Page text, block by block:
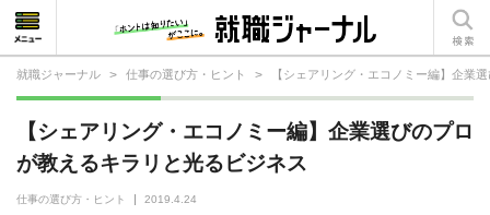
就職ジャーナル > 仕事の選び方・ヒント > 【シェアリング・エコノミー編】企業
【シェアリング・エコノミー編】企業選びのプロ
が教えるキラリと光るビジネス
仕事の選び方・ヒント 2019.4.24
就活相談
就活ノウハウ
仕事の選び方・ヒント